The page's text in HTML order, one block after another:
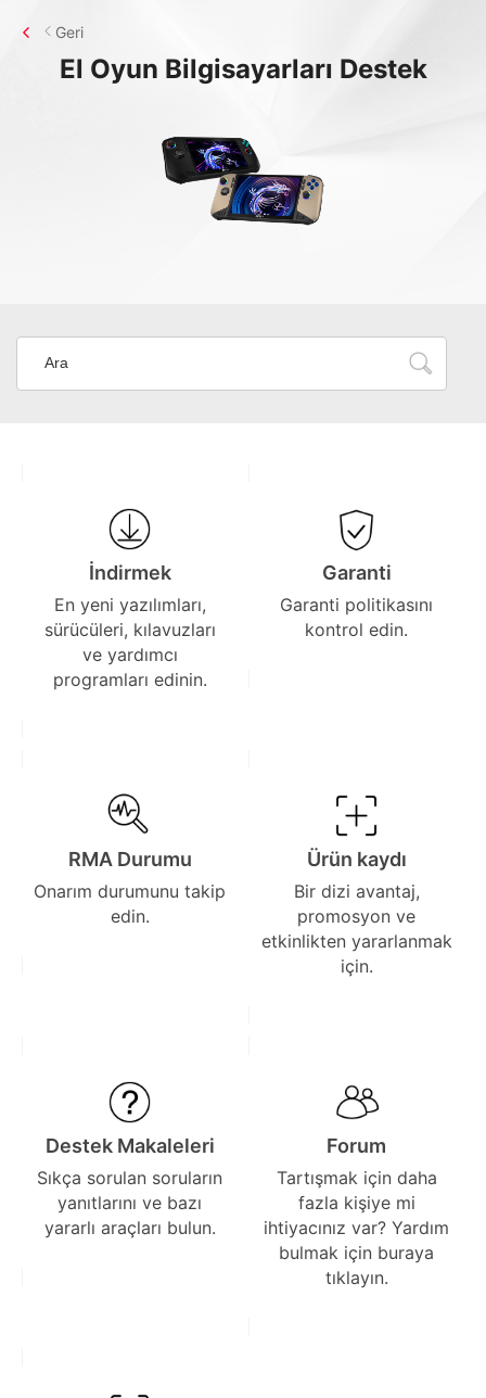
El Oyun Bilgisayarları Destek
Geri
İndirmek
En yeni yazılımları,
sürücüleri, kılavuzları
ve yardımcı
programları edinin.
Garanti
Garanti politikasını
kontrol edin.
RMA Durumu
Onarım durumunu takip
edin.
Ürün kaydı
Bir dizi avantaj,
promosyon ve
etkinlikten yararlanmak
için.
Destek Makaleleri
Sıkça sorulan soruların
yanıtlarını ve bazı
yararlı araçları bulun.
Forum
Tartışmak için daha
fazla kişiye mi
ihtiyacınız var? Yardım
bulmak için buraya
tıklayın.